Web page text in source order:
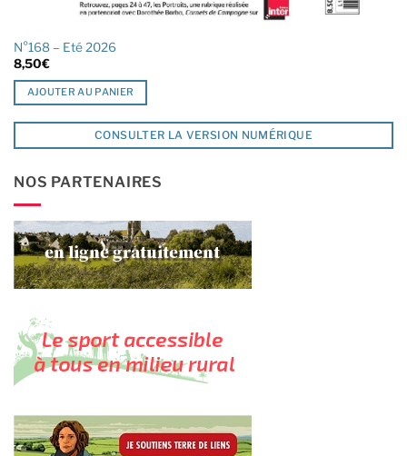
N°168 – Eté 2026
8,50€
AJOUTER AU PANIER
CONSULTER LA VERSION NUMÉRIQUE
NOS PARTENAIRES